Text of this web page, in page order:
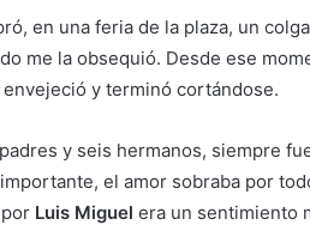
en una feria de la plaza, un
me la obsequió. Desde ese
y terminó cortándose.
y seis hermanos, siempre
el amor sobraba por
Luis Miguel era un sentimiento